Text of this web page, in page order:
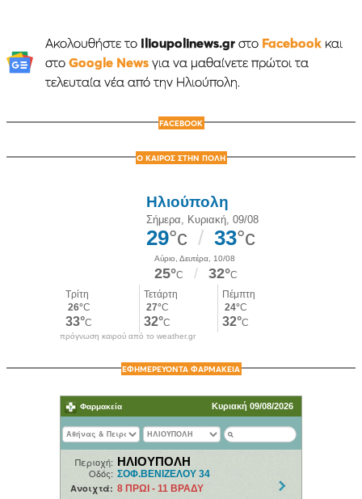
Ακολουθήστε το Ilioupolinews.grστο Facebookκαι
στο Google Newsγια να μαθαίνετε πρώτοι τα
τελευταία νέα από την Ηλιούπολη.
FACEBOOK
Ο ΚΑΙΡΟΣ ΣΤΗΝ ΠΟΛΗ
πρόγνωση καιρού από το weather.gr
ΕΦΗΜΕΡΕΥΟΝΤΑ ΦΑΡΜΑΚΕΙΑ